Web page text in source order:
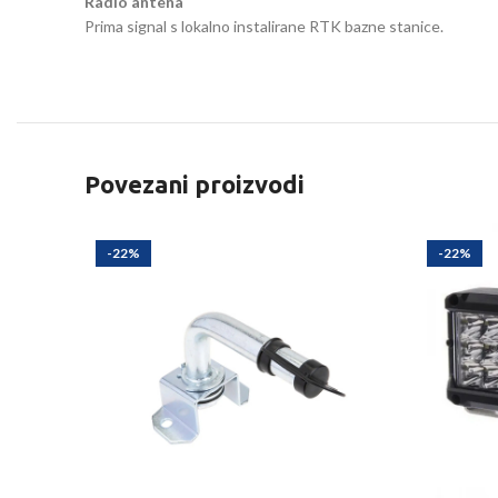
Prima signal s lokalno instalirane RTK bazne stanice.
Povezani proizvodi
-22% -22%